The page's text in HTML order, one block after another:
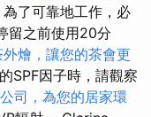
為了可靠地工作，必
留之前使用20分
燴，讓您的茶會更
SPF因子時，請觀察
司，為您的居家環